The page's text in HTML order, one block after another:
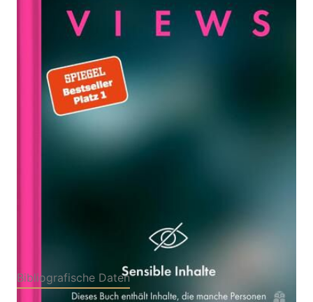
Roman | Der neue Thriller vom Autor des Bestsellers
»QualityLand«
Marc-Uwe Kling
55020299-5
Bibliografische Daten